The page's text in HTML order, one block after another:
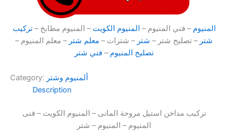
المنيوم – فني المنيوم – المنيوم الكويت – المنيوم مطابخ –تركيب
شتر – تصليح شتر – شتر – شترات – معلم شتر – معلم المنيوم –
تصليح المنيوم – فني شتر
Category: ألمنيوم وشتر
Description
تركيب مداخن استيل مروحة المانى – المنيوم الكويت – فنى
المنيوم – المنيوم – شتر